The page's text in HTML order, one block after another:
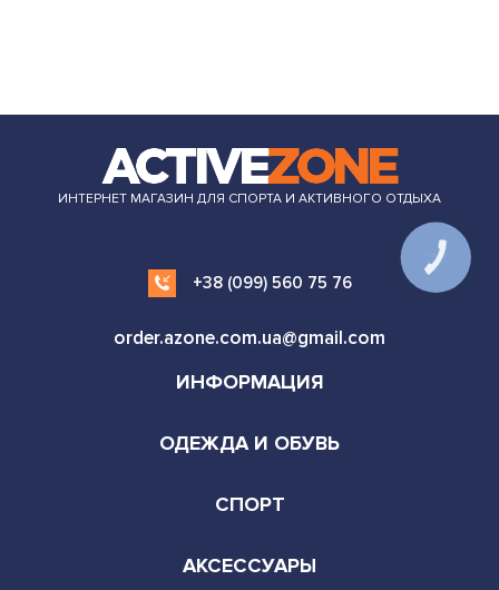
ИНТЕРНЕТ МАГАЗИН ДЛЯ СПОРТА И АКТИВНОГО ОТДЫХА
+38 (099) 560 75 76
order.azone.com.ua@gmail.com
ИНФОРМАЦИЯ
ОДЕЖДА И ОБУВЬ
СПОРТ
АКСЕССУАРЫ